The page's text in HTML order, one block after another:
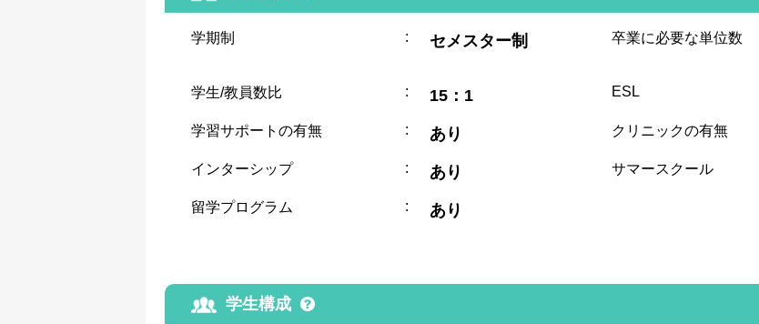
学期制 : セメスター制 卒業に必要な単位数
学生/教員数比 : 15：1 ESL
学習サポートの有無 : あり クリニックの有無
インターシップ : あり サマースクール
留学プログラム : あり
学生構成